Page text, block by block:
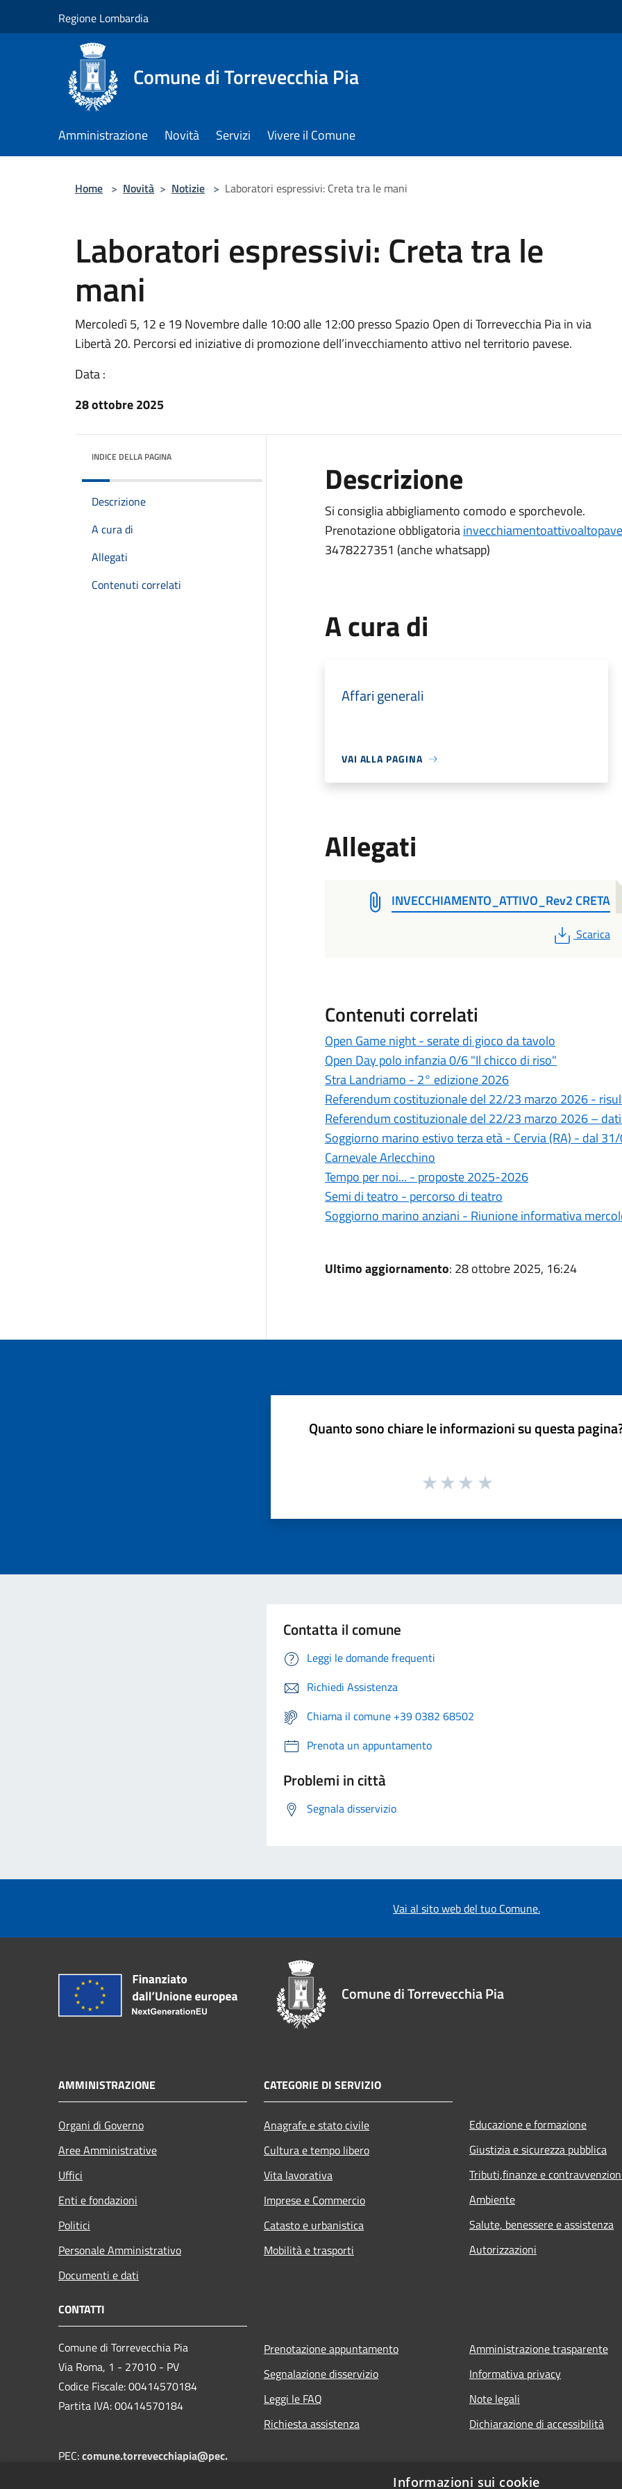
Regione Lombardia
Comune di Torrevecchia Pia
Amministrazione Novità Servizi Vivere il Comune
Home > Novità > Notizie > Laboratori espressivi: Creta tra le mani
Laboratori espressivi: Creta tra le
mani
Mercoledì 5, 12 e 19 Novembre dalle 10:00 alle 12:00 presso Spazio Open di Torrevecchia Pia in via
Libertà 20. Percorsi ed iniziative di promozione dell’invecchiamento attivo nel territorio pavese.
Data :
28 ottobre 2025
INDICE DELLA PAGINA
Descrizione
A cura di
Allegati
Contenuti correlati
Descrizione
Si consiglia abbigliamento comodo e sporchevole.
Prenotazione obbligatoria
3478227351 (anche whatsapp)
A cura di
Affari generali
VAI ALLA PAGINA
Allegati
INVECCHIAMENTO_ATTIVO_Rev2 CRETA
PDF
Scarica
Contenuti correlati
Open Game night - serate di gioco da tavolo
Open Day polo infanzia 0/6 "Il chicco di riso"
Stra Landriamo - 2° edizione 2026
Referendum costituzionale del 22/23 marzo 2026 -
Referendum costituzionale del 22/23 marzo 2026 –
Soggiorno marino estivo terza età - Cervia (RA) - dal
Carnevale Arlecchino
Tempo per noi... - proposte 2025-2026
Semi di teatro - percorso di teatro
Soggiorno marino anziani - Riunione informativa
Ultimo aggiornamento: 28 ottobre 2025, 16:24
Quanto sono chiare le informazioni su questa
Contatta il comune
Leggi le domande frequenti
Richiedi Assistenza
Chiama il comune +39 0382 68502
Prenota un appuntamento
Problemi in città
Segnala disservizio
Vai al sito web del tuo Comune.
Comune di Torrevecchia Pia
AMMINISTRAZIONE
Organi di Governo
Aree Amministrative
Uffici
Enti e fondazioni
Politici
Personale Amministrativo
Documenti e dati
CATEGORIE DI SERVIZIO
Anagrafe e stato civile
Cultura e tempo libero
Vita lavorativa
Imprese e Commercio
Catasto e urbanistica
Mobilità e trasporti
Educazione e formazione
Giustizia e sicurezza pubblica
Tributi,finanze e
Ambiente
Salute, benessere e assistenza
Autorizzazioni
CONTATTI
Comune di Torrevecchia Pia
Via Roma, 1 - 27010 - PV
Codice Fiscale: 00414570184
Partita IVA: 00414570184
PEC:comune.torrevecchiapia@pec.
Prenotazione appuntamento
Segnalazione disservizio
Leggi le FAQ
Richiesta assistenza
Amministrazione trasparente
Informativa privacy
Note legali
Dichiarazione di accessibilità
Informazioni sui cookie